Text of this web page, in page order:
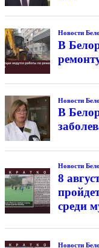
Новости
В
Новости
В
Новости
8
среди
Новости